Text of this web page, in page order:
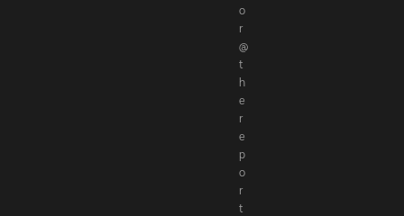
r
@
t
h
e
r
e
p
o
r
t
e